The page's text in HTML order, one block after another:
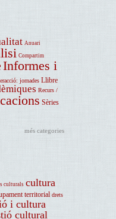
Anuari
Compartim
Informes i
jornades Llibre
Recurs /
Sèries
més categories
culturals cultura
territorial drets
i cultura
cultural